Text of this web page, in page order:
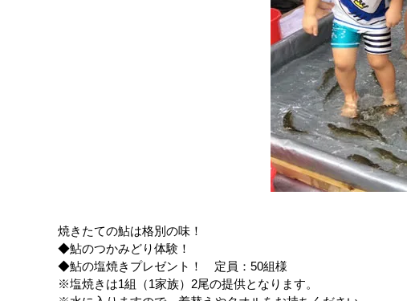
焼きたての鮎は格別の味！
◆鮎のつかみどり体験！
◆鮎の塩焼きプレゼント！ 定員：50組様
※塩焼きは1組（1家族）2尾の提供となります。